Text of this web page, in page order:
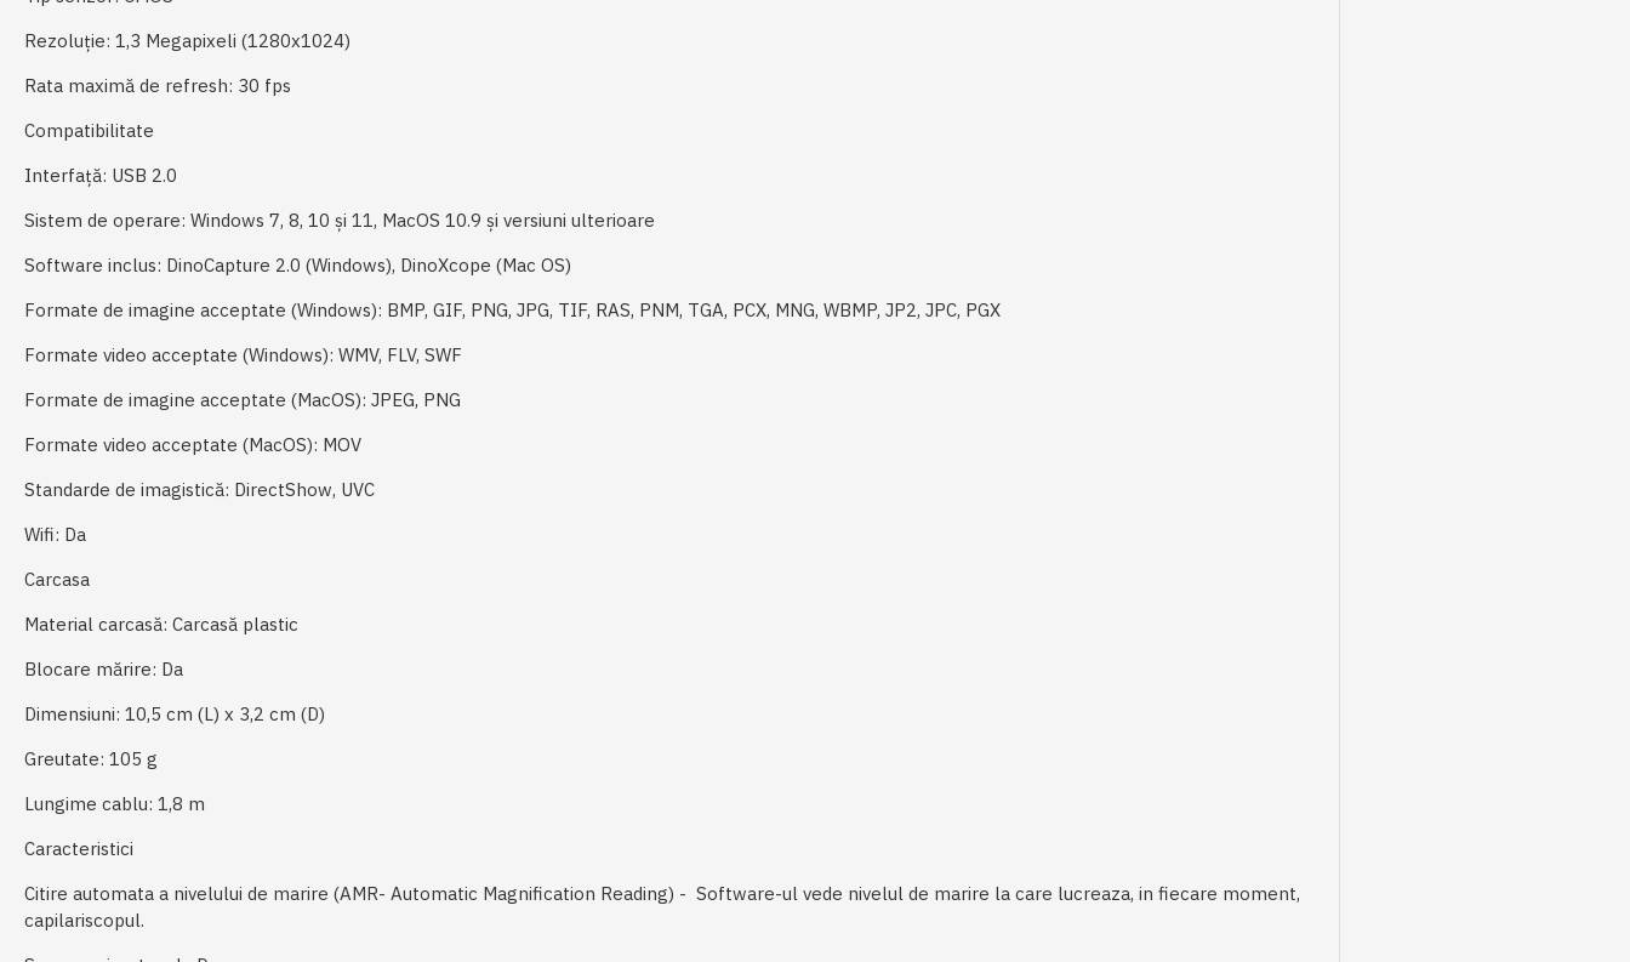
Rezoluție: 1,3 Megapixeli (1280x1024)
Rata maximă de refresh: 30 fps
Compatibilitate
Interfață: USB 2.0
Sistem de operare: Windows 7, 8, 10 și 11, MacOS 10.9 și versiuni ulterioare
Software inclus: DinoCapture 2.0 (Windows), DinoXcope (Mac OS)
Formate de imagine acceptate (Windows): BMP, GIF, PNG, JPG, TIF, RAS, PNM, TGA, PCX, MNG, WBMP, JP2, JPC, PGX
Formate video acceptate (Windows): WMV, FLV, SWF
Formate de imagine acceptate (MacOS): JPEG, PNG
Formate video acceptate (MacOS): MOV
Standarde de imagistică: DirectShow, UVC
Wifi: Da
Carcasa
Material carcasă: Carcasă plastic
Blocare mărire: Da
Dimensiuni: 10,5 cm (L) x 3,2 cm (D)
Greutate: 105 g
Lungime cablu: 1,8 m
Caracteristici
Citire automata a nivelului de marire (AMR- Automatic Magnification Reading) - Software-ul vede nivelul de marire la care lucreaza, in fiecare moment,
capilariscopul.